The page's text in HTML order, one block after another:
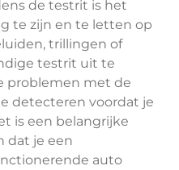
de testrit is het
te zijn en te letten op
trillingen of
testrit uit te
problemen met de
detecteren voordat je
is een belangrijke
dat je een
auto